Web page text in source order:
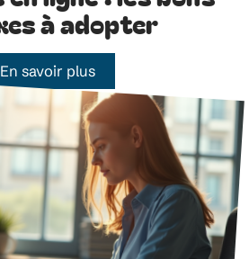
à adopter
En savoir plus